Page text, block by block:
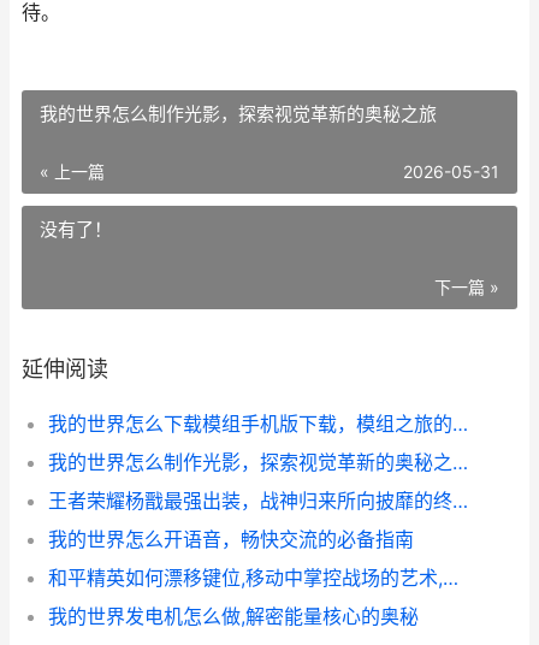
待。
我的世界怎么制作光影，探索视觉革新的奥秘之旅
« 上一篇 2026-05-31
没有了！
下一篇 »
延伸阅读
我的世界怎么下载模组手机版下载，模组之旅的启程指南
我的世界怎么制作光影，探索视觉革新的奥秘之旅
王者荣耀杨戬最强出装，战神归来所向披靡的终极攻略
我的世界怎么开语音，畅快交流的必备指南
和平精英如何漂移键位,移动中掌控战场的艺术,副标题,资深玩家的键位配置与实战思考
我的世界发电机怎么做,解密能量核心的奥秘